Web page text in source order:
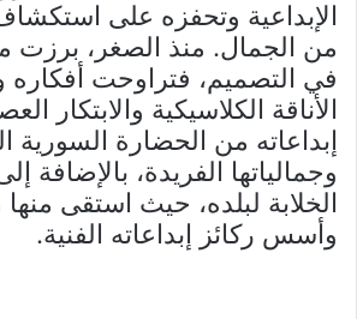
الإبداعية وتحفزه على
من الجمال. منذ الصغر، برزت
في التصميم، فتراوحت أفكاره
الأناقة الكلاسيكية والابتكار
إبداعاته من الحضارة السورية
وجمالياتها الفريدة، بالإضافة
الخلابة لبلده، حيث استقى
وأسس ركائز إبداعاته الفنية.